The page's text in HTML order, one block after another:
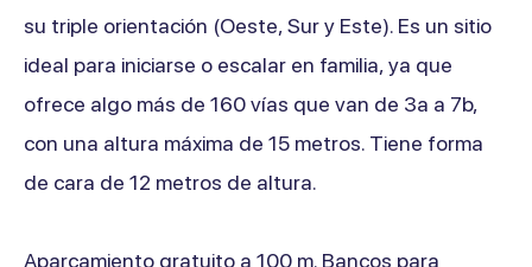
su triple orientación (Oeste, Sur y Este). Es un sitio
ideal para iniciarse o escalar en familia, ya que
ofrece algo más de 160 vías que van de 3a a 7b,
con una altura máxima de 15 metros. Tiene forma
de cara de 12 metros de altura.
Aparcamiento gratuito a 100 m. Bancos para